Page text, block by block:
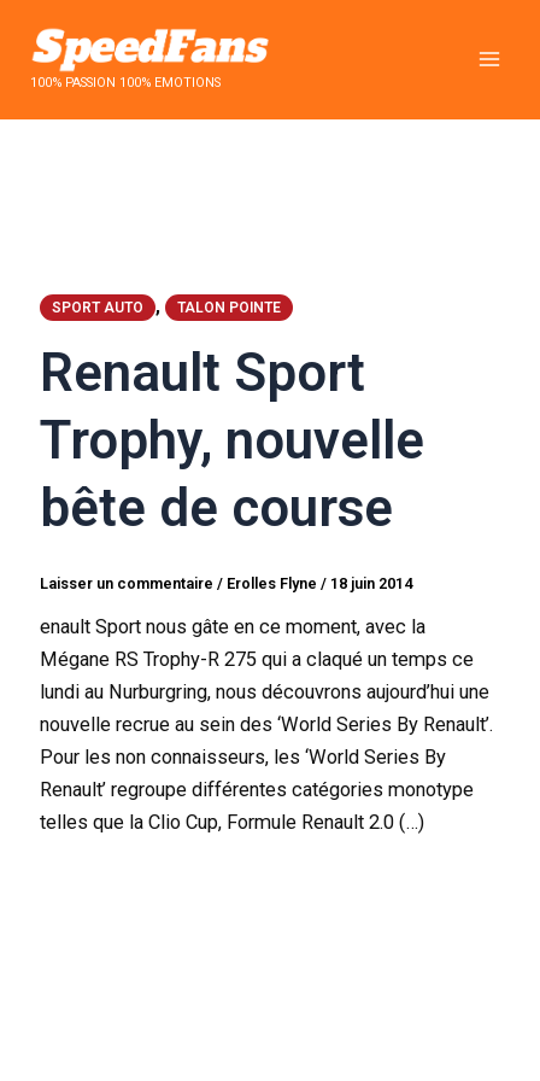
contenu100% PASSION 100% EMOTIONS
SPORT AUTO , TALON POINTE
Renault Sport
Trophy, nouvelle
bête de course
Laisser un commentaire / Erolles Flyne/ 18 juin 2014
enault Sport nous gâte en ce moment, avec la
Mégane RS Trophy-R 275 qui a claqué un temps ce
lundi au Nurburgring, nous découvrons aujourd’hui une
nouvelle recrue au sein des ‘World Series By Renault’.
Pour les non connaisseurs, les ‘World Series By
Renault’ regroupe différentes catégories monotype
telles que la Clio Cup, Formule Renault 2.0 (…)